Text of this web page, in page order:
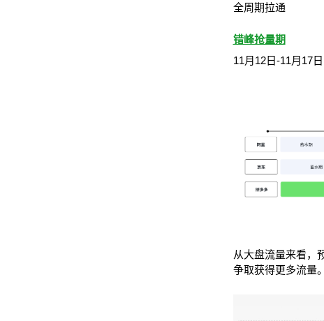
全周期拉通
错峰抢量期
11月12日-11月17日
从大盘流量来看，
争取获得更多流量。